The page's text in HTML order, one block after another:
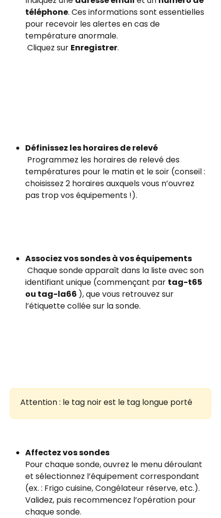
téléphone. Ces informations sont essentielles
pour recevoir les alertes en cas de
température anormale.
Cliquez sur Enregistrer.
Définissez les horaires de relevé
Programmez les horaires de relevé des
températures pour le matin et le soir (conseil :
choisissez 2 horaires auxquels vous n’ouvrez
pas trop vos équipements !).
Associez vos sondes à vos équipements
Chaque sonde apparaît dans la liste avec son
identifiant unique (commençant par tag-t65
ou tag-la66 ), que vous retrouvez sur
l’étiquette collée sur la sonde.
Attention : le tag noir est le tag longue porté
Affectez vos sondes
Pour chaque sonde, ouvrez le menu déroulant
et sélectionnez l’équipement correspondant
(ex. : Frigo cuisine, Congélateur réserve, etc.).
Validez, puis recommencez l’opération pour
chaque sonde.